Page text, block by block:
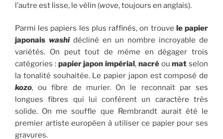
l’autre est lisse, le vélin (wove, toujours en anglais).
Parmi les papiers les plus raffinés, on trouve le papier
japonais washi décliné en un nombre incroyable de
variétés. On peut tout de même en dégager trois
catégories : papier japon impérial, nacréoumat selon
la tonalité souhaitée. Le papier japon est composé de
kozo,ou fibre de murier. On le reconnaît par ses
longues fibres qui lui confèrent un caractère très
solide. On me souffle que Rembrandt aurait été le
premier artiste européen à utiliser ce papier pour ses
gravures.